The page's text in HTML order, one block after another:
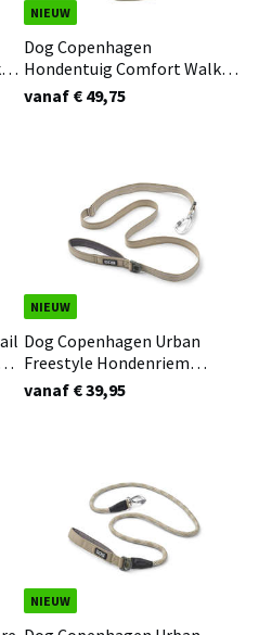
NIEUW
Dog Copenhagen
Hondentuig Comfort Walk
Pro Desert Dune 3.0
vanaf € 49,75
NIEUW
Dog Copenhagen Urban
Freestyle Hondenriem
Desert Dune 3.0
vanaf € 39,95
NIEUW